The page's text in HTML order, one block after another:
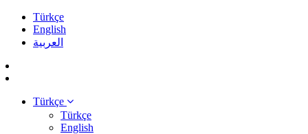
Türkçe
English
العربية
Türkçe
Türkçe
English